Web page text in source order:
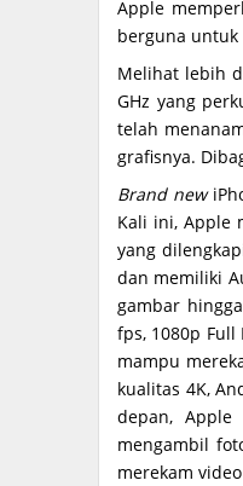
Apple
berguna untuk
Melihat lebih
GHz yang
telah
grafisnya.
Brand new
Kali ini, Apple
yang
dan memiliki
gambar
fps, 1080p Full
mampu
kualitas 4K,
depan, Apple
mengambil
merekam